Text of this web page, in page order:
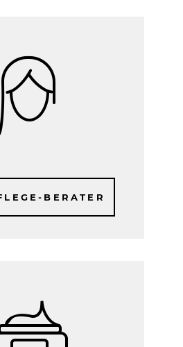
BERATER